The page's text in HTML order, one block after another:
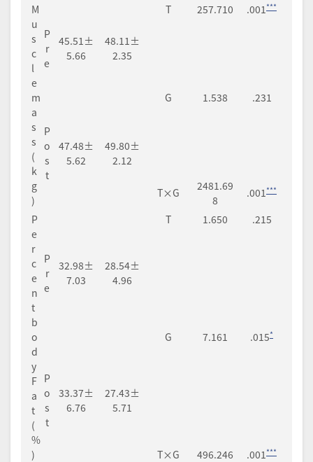
M
u
s
c
l
e
m
a
s
s
(
k
g
)
P
r
e
45.51±
5.66
48.11±
2.35
T 257.710 .001 ***
G 1.538 .231
P
o
s
t
47.48±
5.62
49.80±
2.12
T×G
2481.69
8
.001 ***
P
e
r
c
e
n
t
b
o
d
y
F
a
t
(
%
)
P
r
e
32.98±
7.03
28.54±
4.96
T 1.650 .215
G 7.161 .015*
P
o
s
t
33.37±
6.76
27.43±
5.71
T×G 496.246 .001 ***